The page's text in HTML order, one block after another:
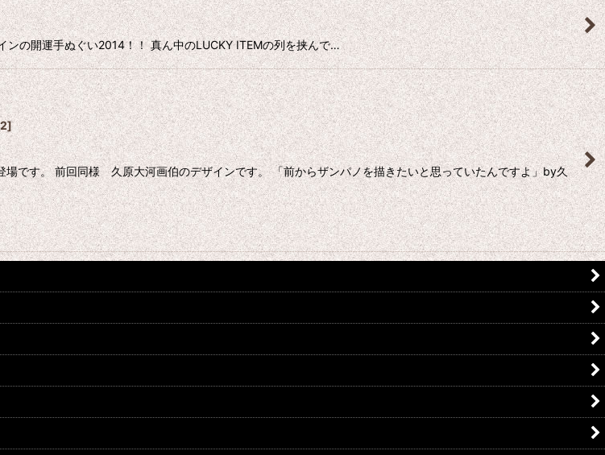
の開運手ぬぐい2014！！ 真ん中のLUCKY ITEMの列を挟んで…
]
です。 前回同様 久原大河画伯のデザインです。 「前からザンパノを描きたいと思っていたんですよ」by久